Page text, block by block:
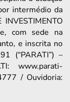
intermédio da
INVESTIMENTO
com sede na
e inscrita no
(“PARATI”) –
www.parati-
/ Ouvidoria: